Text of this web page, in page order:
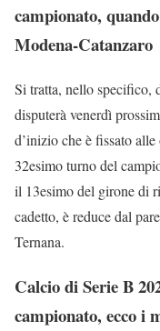
campionato,
Modena-Catanzaro
Si tratta, nello specifico,
disputerà venerdì
d’inizio che è fissato alle
32esimo turno del
il 13esimo del girone di
cadetto, è reduce dal
Ternana.
Calcio di Serie B
campionato, ecco i